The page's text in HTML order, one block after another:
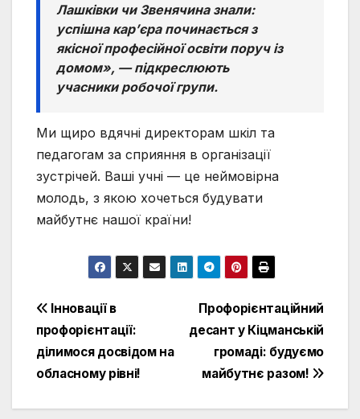
Лашківки чи Звенячина знали:
успішна кар’єра починається з
якісної професійної освіти поруч із
домом», — підкреслюють
учасники робочої групи.
Ми щиро вдячні директорам шкіл та
педагогам за сприяння в організації
зустрічей. Ваші учні — це неймовірна
молодь, з якою хочеться будувати
майбутнє нашої країни!
Навігація
записів
Профорієнтаційний
десант у Кіцманській
громаді: будуємо
майбутнє разом!
Інновації в
профорієнтації:
ділимося досвідом на
обласному рівні!